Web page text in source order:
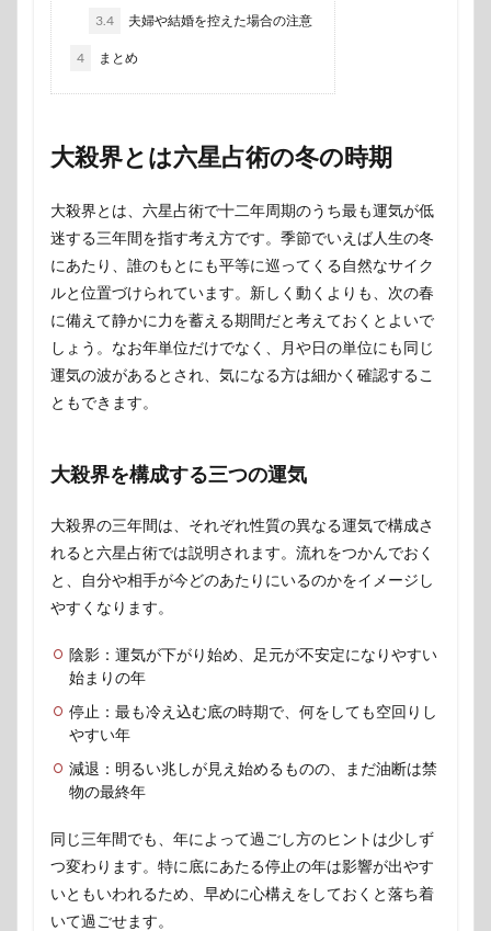
3.4 夫婦や結婚を控えた場合の注意
4 まとめ
大殺界とは六星占術の冬の時期
大殺界とは、六星占術で十二年周期のうち最も運気が低
迷する三年間を指す考え方です。季節でいえば人生の冬
にあたり、誰のもとにも平等に巡ってくる自然なサイク
ルと位置づけられています。新しく動くよりも、次の春
に備えて静かに力を蓄える期間だと考えておくとよいで
しょう。なお年単位だけでなく、月や日の単位にも同じ
運気の波があるとされ、気になる方は細かく確認するこ
ともできます。
大殺界を構成する三つの運気
大殺界の三年間は、それぞれ性質の異なる運気で構成さ
れると六星占術では説明されます。流れをつかんでおく
と、自分や相手が今どのあたりにいるのかをイメージし
やすくなります。
陰影：運気が下がり始め、足元が不安定になりやすい
始まりの年
停止：最も冷え込む底の時期で、何をしても空回りし
やすい年
減退：明るい兆しが見え始めるものの、まだ油断は禁
物の最終年
同じ三年間でも、年によって過ごし方のヒントは少しず
つ変わります。特に底にあたる停止の年は影響が出やす
いともいわれるため、早めに心構えをしておくと落ち着
いて過ごせます。